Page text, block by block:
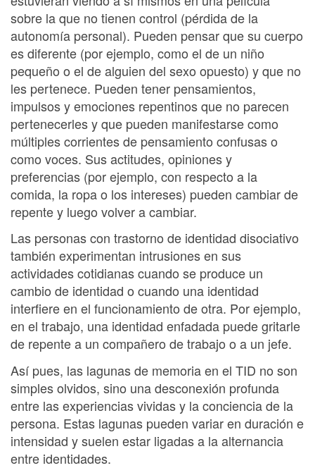
sobre la que no tienen control (pérdida de la
autonomía personal). Pueden pensar que su cuerpo
es diferente (por ejemplo, como el de un niño
pequeño o el de alguien del sexo opuesto) y que no
les pertenece. Pueden tener pensamientos,
impulsos y emociones repentinos que no parecen
pertenecerles y que pueden manifestarse como
múltiples corrientes de pensamiento confusas o
como voces. Sus actitudes, opiniones y
preferencias (por ejemplo, con respecto a la
comida, la ropa o los intereses) pueden cambiar de
repente y luego volver a cambiar.
Las personas con trastorno de identidad disociativo
también experimentan intrusiones en sus
actividades cotidianas cuando se produce un
cambio de identidad o cuando una identidad
interfiere en el funcionamiento de otra. Por ejemplo,
en el trabajo, una identidad enfadada puede gritarle
de repente a un compañero de trabajo o a un jefe.
Así pues, las lagunas de memoria en el TID no son
simples olvidos, sino una desconexión profunda
entre las experiencias vividas y la conciencia de la
persona. Estas lagunas pueden variar en duración e
intensidad y suelen estar ligadas a la alternancia
entre identidades.